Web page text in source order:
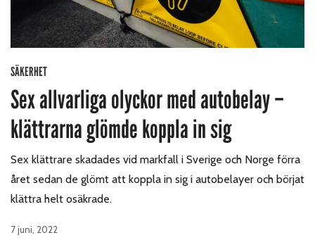
SÄKERHET
Sex allvarliga olyckor med autobelay –
klättrarna glömde koppla in sig
Sex klättrare skadades vid markfall i Sverige och Norge förra
året sedan de glömt att koppla in sig i autobelayer och börjat
klättra helt osäkrade.
7 juni, 2022